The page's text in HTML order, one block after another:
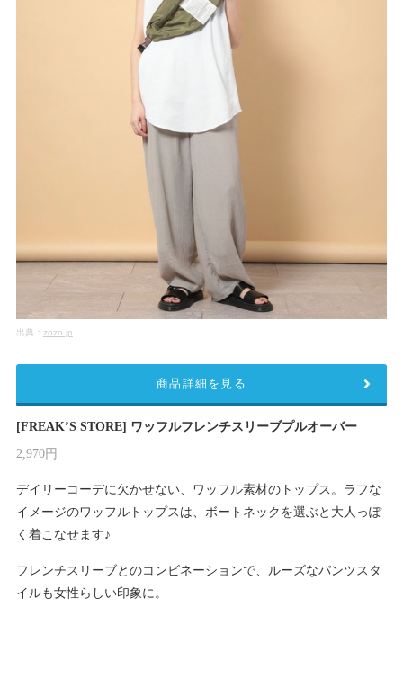
出典： zozo.jp
[FREAK’S STORE] ワッフルフレンチスリーブプルオーバー
2,970円
デイリーコーデに欠かせない、ワッフル素材のトップス。ラフな
イメージのワッフルトップスは、ボートネックを選ぶと大人っぽ
く着こなせます♪
フレンチスリーブとのコンビネーションで、ルーズなパンツスタ
イルも女性らしい印象に。
商品詳細を見る